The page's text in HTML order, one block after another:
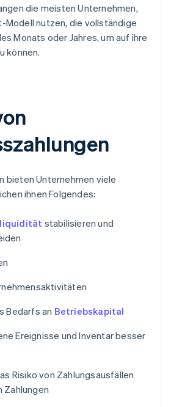
die meisten Unternehmen,
Modell nutzen, die vollständige
Monats oder Jahres, um auf ihre
können.
bieten Unternehmen viele
ihnen Folgendes:
stabilisieren und
Bedarfs an Betriebskapital
Ereignisse und Inventar besser
Risiko von Zahlungsausfällen
Zahlungen